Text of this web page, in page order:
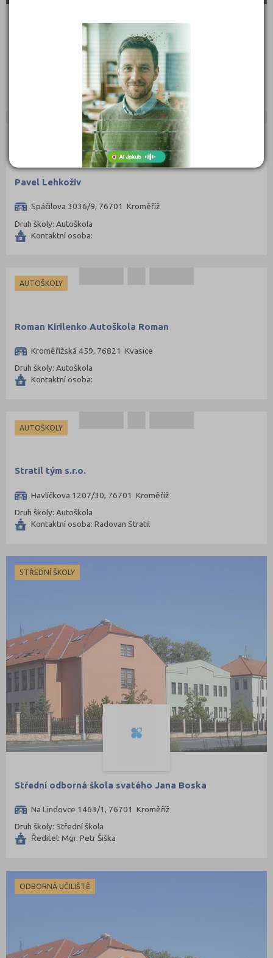
Obchodní akademie Kroměříž
Obvodová 3503/7, 76701 Kroměříž
Ředitel: PhDr. Mojmír Šemnický, MBA
Pavel Lehkoživ
Spáčilova 3036/9, 76701 Kroměříž
Druh školy: Autoškola
Kontaktní osoba:
AUTOŠKOLY
Roman Kirilenko Autoškola Roman
Kroměřížská 459, 76821 Kvasice
Druh školy: Autoškola
Kontaktní osoba:
AUTOŠKOLY
Stratil tým s.r.o.
Havlíčkova 1207/30, 76701 Kroměříž
Druh školy: Autoškola
Kontaktní osoba: Radovan Stratil
STŘEDNÍ ŠKOLY
Střední odborná škola svatého Jana Boska
Na Lindovce 1463/1, 76701 Kroměříž
Druh školy: Střední škola
Ředitel: Mgr. Petr Šiška
ODBORNÁ UČILIŠTĚ